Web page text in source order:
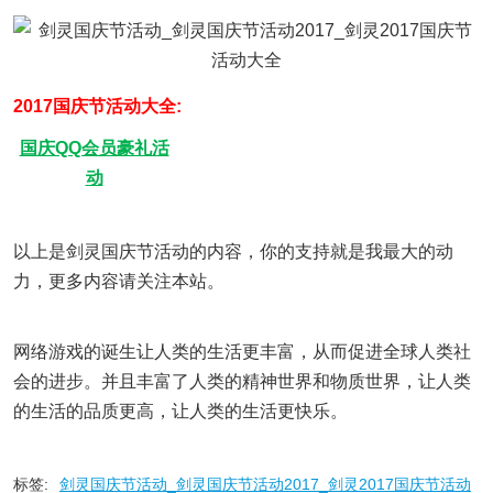
2017国庆节活动大全:
国庆QQ会员豪礼活
动
以上是剑灵国庆节活动的内容，你的支持就是我最大的动
力，更多内容请关注本站。
网络游戏的诞生让人类的生活更丰富，从而促进全球人类社
会的进步。并且丰富了人类的精神世界和物质世界，让人类
的生活的品质更高，让人类的生活更快乐。
标签: 剑灵国庆节活动_剑灵国庆节活动2017_剑灵2017国庆节活动